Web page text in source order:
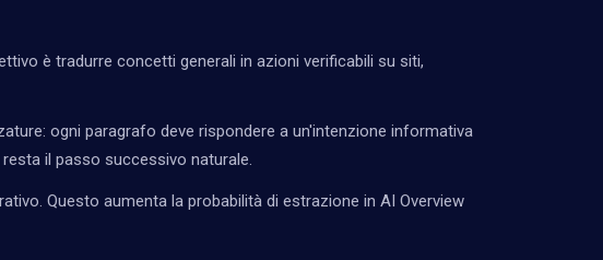
è tradurre concetti generali in azioni verificabili su siti,
ogni paragrafo deve rispondere a un'intenzione informativa
resta il passo successivo naturale.
Questo aumenta la probabilità di estrazione in AI Overview